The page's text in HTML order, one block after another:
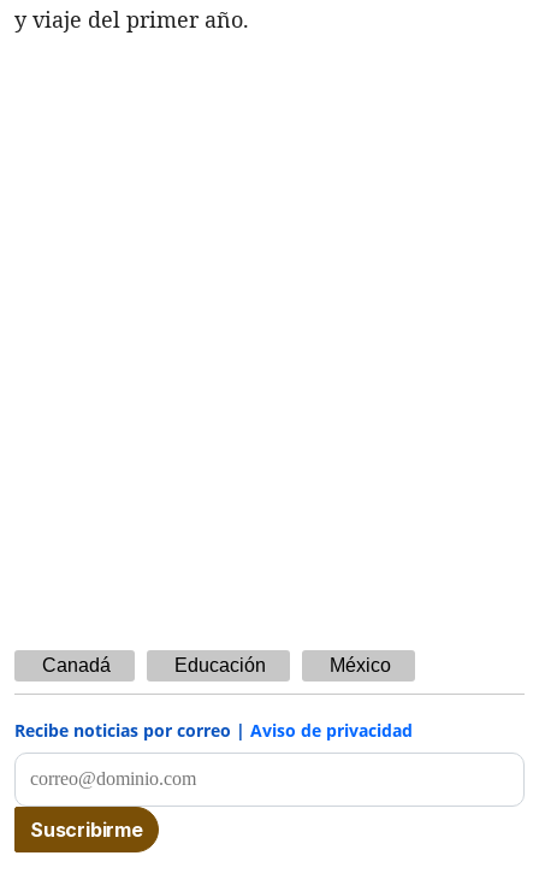
y viaje del primer año.
Canadá Educación México
Recibe noticias por correo | Aviso de privacidad